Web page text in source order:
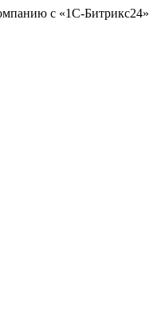
с «1С-Битрикс24»